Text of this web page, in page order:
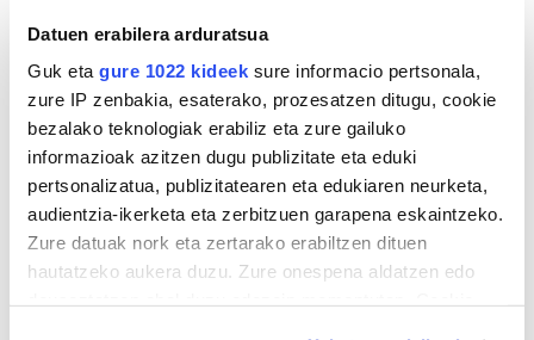
Datuen erabilera arduratsua
Guk eta gure 1022 kideek sure informacio pertsonala,
zure IP zenbakia, esaterako, prozesatzen ditugu, cookie
bezalako teknologiak erabiliz eta zure gailuko
informazioak azitzen dugu publizitate eta eduki
pertsonalizatua, publizitatearen eta edukiaren neurketa,
audientzia-ikerketa eta zerbitzuen garapena eskaintzeko.
Zure datuak nork eta zertarako erabiltzen dituen
hautatzeko aukera duzu. Zure onespena aldatzen edo